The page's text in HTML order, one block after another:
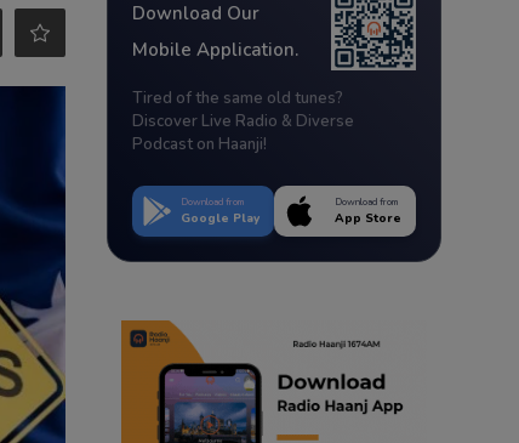
Download Our
Mobile Application.
Tired of the same old tunes?
Discover Live Radio & Diverse
Podcast on Haanji!
Download from
Google Play
Download from
App Store